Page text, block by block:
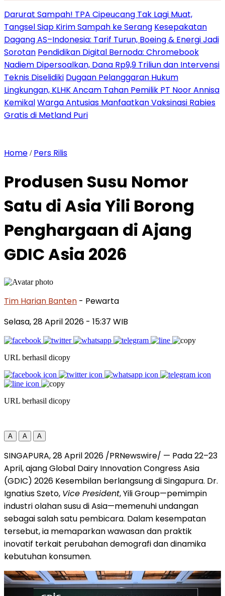
Darurat Sampah! TPA Cipeucang Tak Lagi Muat,
Tangsel Siap Kirim Sampah ke Serang Kesepakatan
Dagang AS–Indonesia: Tarif Turun, Boeing & Energi Jadi
Sorotan Pendidikan Digital Bernoda: Chromebook
Nadiem Dipersoalkan, Dana Rp9,9 Triliun dan Intervensi
Teknis Diselidiki Dugaan Pelanggaran Hukum
Lingkungan, KLHK Ancam Tahan Pemilik PT Noor Annisa
KemikalWarga Antusias Manfaatkan Vaksinasi Rabies
Gratis di Metland Puri
Home / Pers Rilis
Produsen Susu Nomor
Satu di Asia Yili Borong
Penghargaan di Ajang
GDIC Asia 2026
Tim Harian Banten - Pewarta
Selasa, 28 April 2026 - 15:37 WIB
URL berhasil dicopy
URL berhasil dicopy
A A A
SINGAPURA, 28 April 2026 /PRNewswire/ — Pada 22–23
April, ajang Global Dairy Innovation Congress Asia
(GDIC) 2026 Kesembilan berlangsung di Singapura. Dr.
Ignatius Szeto, Vice President, Yili Group—pemimpin
industri olahan susu di Asia—memenuhi undangan
sebagai salah satu pembicara. Dalam kesempatan
tersebut, ia memaparkan wawasan dan praktik
inovatif terkait perubahan demografi dan dinamika
kebutuhan konsumen.